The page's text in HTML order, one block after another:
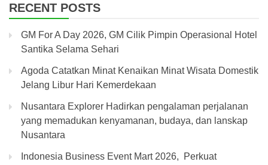
RECENT POSTS
GM For A Day 2026, GM Cilik Pimpin Operasional Hotel
Santika Selama Sehari
Agoda Catatkan Minat Kenaikan Minat Wisata Domestik
Jelang Libur Hari Kemerdekaan
Nusantara Explorer Hadirkan pengalaman perjalanan
yang memadukan kenyamanan, budaya, dan lanskap
Nusantara
Indonesia Business Event Mart 2026, Perkuat